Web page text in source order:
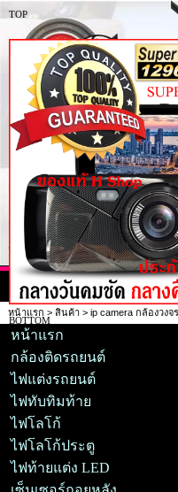
หน้าแรก สินค้า สิน
หน้าแรก > สินค้า > ip camera กล้องวงจ
หน้าแรก
กล้องติดรถยนต์
ไฟแต่งรถยนต์
ไฟทับทิมท้าย
ไฟโลโก้
ไฟโลโก้ประตู
ไฟท้ายแต่ง LED
TOP
BOTTOM